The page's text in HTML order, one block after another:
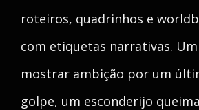
roteiros, quadrinhos e
com etiquetas narrativas.
mostrar ambição por um
golpe, um esconderijo